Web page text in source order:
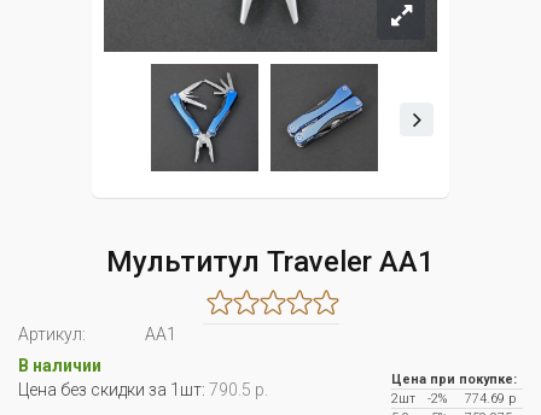
Мультитул Traveler AA1
Артикул:
АА1
В наличии
Цена без скидки за 1шт: 790.5 р.
Цена при покупке:
2шт
-2%
774.69 р